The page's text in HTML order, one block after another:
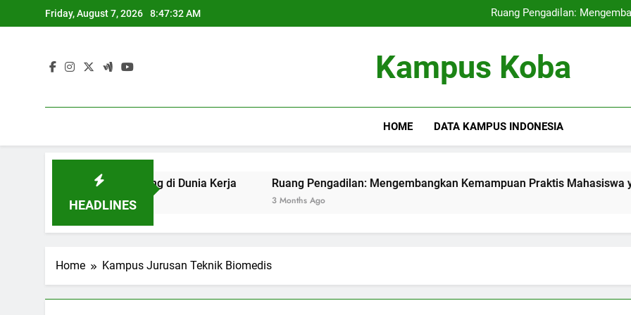
to
Friday, August 7, 2026 8:47:32 AM
Ruang Pengadilan:
Pendidikan Hybrid:
Ruang Pengadilan:
Pendidikan Hybrid:
Kampus Koba
HOME DATA KAMPUS INDONESIA
HEADLINES
yang Berdaya Saing di Dunia Kerja Ruang Pengadilan: Mengembangkan Kemampuan Praktis Mahasiswa yang
3 Months Ago
Home Kampus Jurusan Teknik Biomedis